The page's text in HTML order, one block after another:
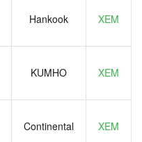
Hankook XEM
KUMHO XEM
Continental XEM